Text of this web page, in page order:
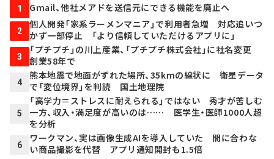
1 Gmail、他社メアドを送信元にできる機能を廃止へ
2
個人開発「家系ラーメンマニア」で利用者急増 対応追いつ
かず一部停止 「より信頼していただけるアプリに」
3
「プチプチ」の川上産業、「プチプチ株式会社」に社名変更
創業58年で
4
熊本地震で地面がずれた場所、35kmの線状に 衛星データ
で「変位境界」を判読 国土地理院
5
「高学力＝ストレスに耐えられる」ではない 秀才が苦しむ
一方、収入・満足度が高いのは…… 医学生・医師1000人超
を分析
6
ワークマン、実は画像生成AIを導入していた 間に合わな
い商品撮影を代替 アプリ通知開封も1.5倍